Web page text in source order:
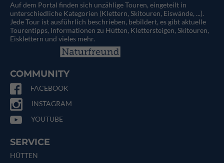
Auf dem Portal finden sich unzählige Touren, eingeteilt in
unterschiedliche Kategorien (Klettern, Skitouren, Eiswände, ...).
Jede Tour ist ausführlich beschrieben, bebildert, es gibt aktuelle
Tourentipps, Informationen zu Hütten, Klettersteigen, Skitouren,
Eisklettern und vieles mehr.
COMMUNITY
FACEBOOK
INSTAGRAM
YOUTUBE
SERVICE
HÜTTEN